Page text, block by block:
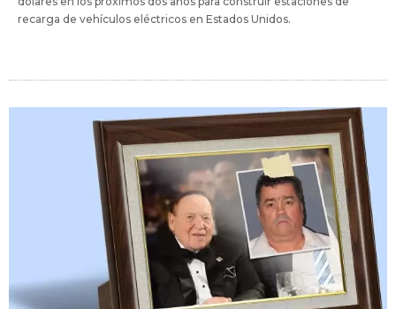
recarga de vehículos eléctricos en Estados Unidos.